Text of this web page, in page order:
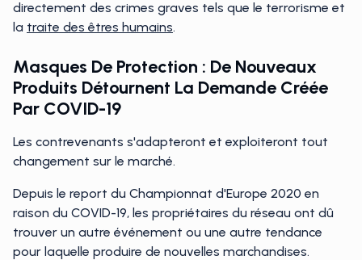
directement des crimes graves tels que le terrorisme et
la traite des êtres humains.
Masques De Protection : De Nouveaux
Produits Détournent La Demande Créée
Par COVID-19
Les contrevenants s'adapteront et exploiteront tout
changement sur le marché.
Depuis le report du Championnat d'Europe 2020 en
raison du COVID-19, les propriétaires du réseau ont dû
trouver un autre événement ou une autre tendance
pour laquelle produire de nouvelles marchandises.